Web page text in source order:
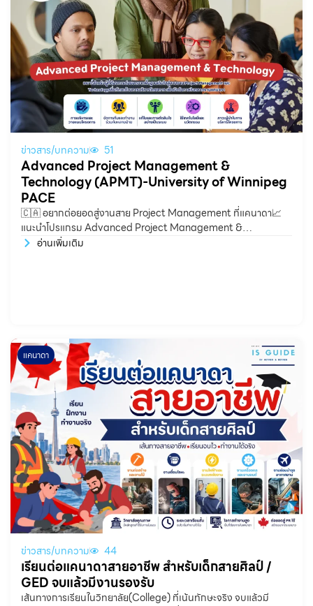
ข่าวสาร/บทความ 51
Advanced Project Management &
Technology (APMT)-University of Winnipeg
PACE
🇨🇦 อยากต่อยอดสู่งานสาย Project Management ที่แคนาดา📈
แนะนำโปรแกรม Advanced Project Management &
Technology (APMT) จาก University
อ่านเพิ่มเติม
แคนาดา
ข่าวสาร/บทความ 44
เรียนต่อแคนาดาสายอาชีพ สำหรับเด็กสายศิลป์ /
GED จบแล้วมีงานรองรับ
เส้นทางการเรียนในวิทยาลัย(College) ที่เน้นทักษะจริง จบแล้วมี